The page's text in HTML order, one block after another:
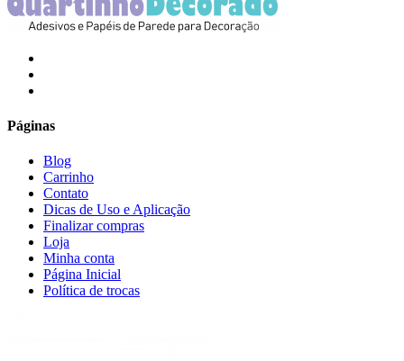
Páginas
Blog
Carrinho
Contato
Dicas de Uso e Aplicação
Finalizar compras
Loja
Minha conta
Página Inicial
Política de trocas